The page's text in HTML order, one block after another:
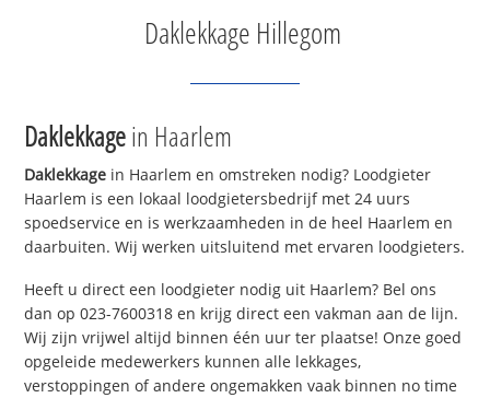
Daklekkage Hillegom
Daklekkagein Haarlem
Daklekkage in Haarlem en omstreken nodig? Loodgieter
Haarlem is een lokaal loodgietersbedrijf met 24 uurs
spoedservice en is werkzaamheden in de heel Haarlem en
daarbuiten. Wij werken uitsluitend met ervaren loodgieters.
Heeft u direct een loodgieter nodig uit Haarlem? Bel ons
dan op 023-7600318 en krijg direct een vakman aan de lijn.
Wij zijn vrijwel altijd binnen één uur ter plaatse! Onze goed
opgeleide medewerkers kunnen alle lekkages,
verstoppingen of andere ongemakken vaak binnen no time